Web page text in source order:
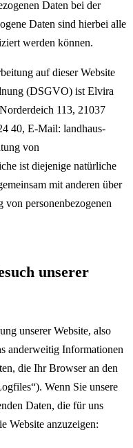
Daten bei der
Daten sind hierbei alle
werden können.
auf dieser Website
(DSGVO) ist Elvira
113, 21037
40, E-Mail: landhaus-
von
ist diejenige natürliche
mit anderen über
personenbezogenen
unserer
unserer Website, also
anderweitig Informationen
die Ihr Browser an den
Wenn Sie unsere
Daten, die für uns
Website anzuzeigen: